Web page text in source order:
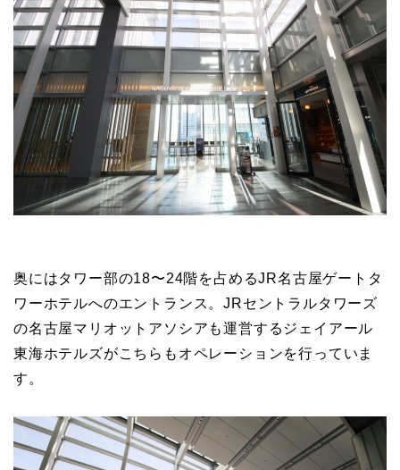
奥にはタワー部の18〜24階を占めるJR名古屋ゲートタ
ワーホテルへのエントランス。JRセントラルタワーズ
の名古屋マリオットアソシアも運営する ジェイアール
東海ホテルズがこちらもオペレーションを行っていま
す。